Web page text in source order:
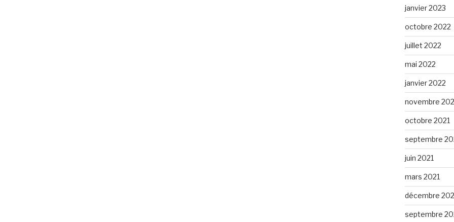
janvier 2023
octobre 2022
juillet 2022
mai 2022
janvier 2022
novembre
octobre 2021
septembre
juin 2021
mars 2021
décembre
septembre